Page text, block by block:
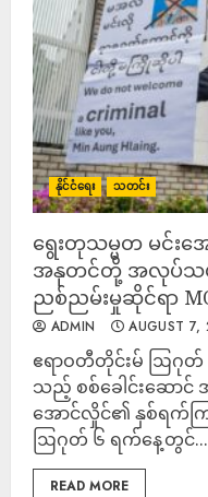
နိုင်ငံရေး သတင်း
ရွေးတုသမ္မတ မင်းအ
အနုတင်တို့ အလုပ်သမာ
ညစ်ညမ်းမှုဆိုင်ရာ
ADMIN AUGUST 7,
ဧရာဝတီတိုင်းမ် ဩဂုတ်
သည့် စစ်ခေါင်းဆောင်
အောင်လှိုင်၏ နှစ်ရက်က
ဩဂုတ် ၆ ရက်နေ့တွင်...
READ MORE